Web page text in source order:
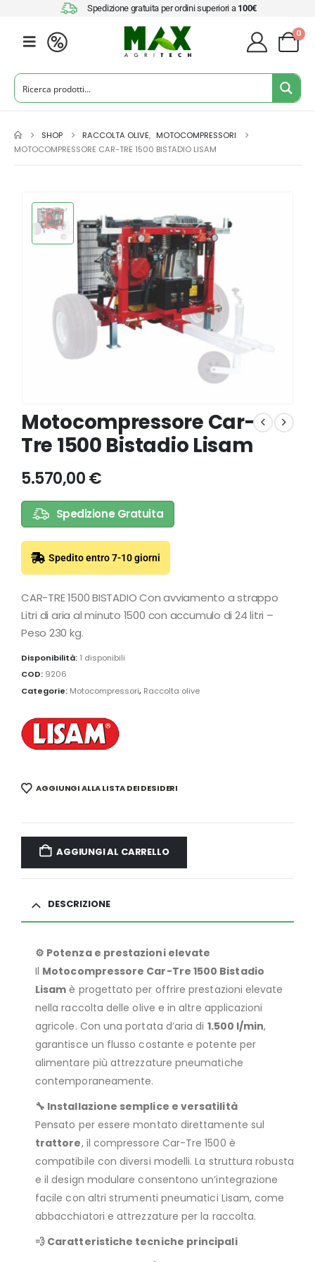
Spedizione gratuita per ordini superiori a 100€
0
SHOP RACCOLTA OLIVE, MOTOCOMPRESSORI
MOTOCOMPRESSORE CAR-TRE 1500 BISTADIO LISAM
Motocompressore Car-
Tre 1500 Bistadio Lisam
5.570,00€
Spedizione Gratuita
Spedito entro 7-10 giorni
CAR-TRE 1500 BISTADIO Con avviamento a strappo
Litri di aria al minuto 1500 con accumulo di 24 litri –
Peso 230 kg.
Disponibilità: 1 disponibili
COD: 9206
Categorie: Motocompressori, Raccolta olive
AGGIUNGI ALLA LISTA DEI DESIDERI
AGGIUNGI AL CARRELLO
DESCRIZIONE
⚙️ Potenza e prestazioni elevate
Il Motocompressore Car-Tre 1500 Bistadio
Lisam è progettato per offrire prestazioni elevate
nella raccolta delle olive e in altre applicazioni
agricole. Con una portata d’aria di 1.500 l/min,
garantisce un flusso costante e potente per
alimentare più attrezzature pneumatiche
contemporaneamente.
🔧 Installazione semplice e versatilità
Pensato per essere montato direttamente sul
trattore, il compressore Car-Tre 1500 è
compatibile con diversi modelli. La struttura robusta
e il design modulare consentono un’integrazione
facile con altri strumenti pneumatici Lisam, come
abbacchiatori e attrezzature per la raccolta.
💨 Caratteristiche tecniche principali